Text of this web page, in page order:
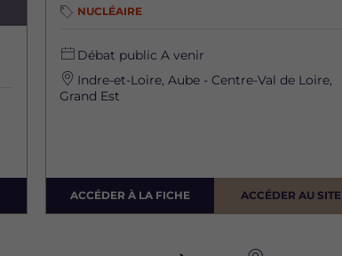
NUCLÉAIRE
Débat public A venir
Indre-et-Loire, Aube - Centre-Val de Loire,
Grand Est
ACCÉDER À LA FICHE ACCÉDER AU SITE